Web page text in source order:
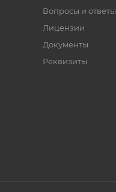
Вопросы и ответы
Лицензии
Документы
Реквизиты